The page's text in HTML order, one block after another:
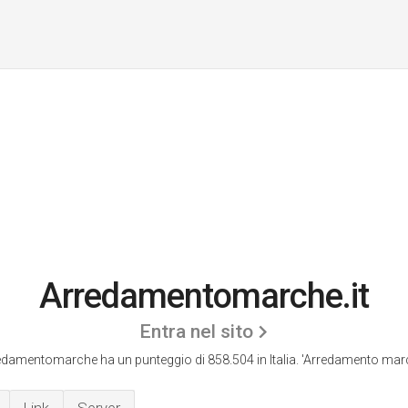
Arredamentomarche.it
Entra nel sito
ha un punteggio di 858.504 in Italia. 'Arredamento